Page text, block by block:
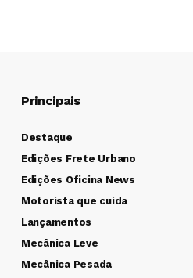
Principais
Destaque
Edições Frete Urbano
Edições Oficina News
Motorista que cuida
Lançamentos
Mecânica Leve
Mecânica Pesada